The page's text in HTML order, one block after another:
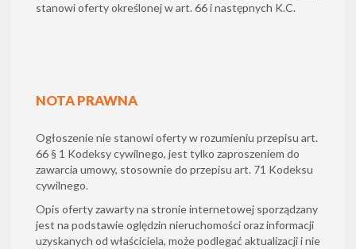
stanowi oferty określonej w art. 66 i następnych K.C.
NOTA PRAWNA
Ogłoszenie nie stanowi oferty w rozumieniu przepisu art.
66 § 1 Kodeksy cywilnego, jest tylko zaproszeniem do
zawarcia umowy, stosownie do przepisu art. 71 Kodeksu
cywilnego.
Opis oferty zawarty na stronie internetowej sporządzany
jest na podstawie oględzin nieruchomości oraz informacji
uzyskanych od właściciela, może podlegać aktualizacji i nie